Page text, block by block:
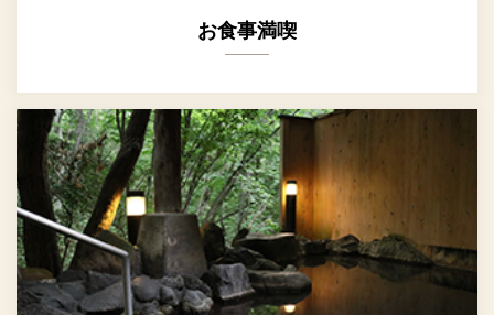
お食事満喫